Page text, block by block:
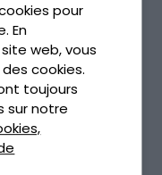
pour
En
web, vous
cookies.
toujours
sur notre
guide que tout